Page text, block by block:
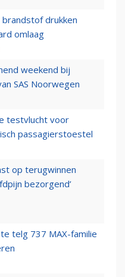
drukken
omlaag
weekend bij
SAS Noorwegen
testvlucht voor
passagierstoestel
op terugwinnen
bezorgend’
telg 737 MAX-familie